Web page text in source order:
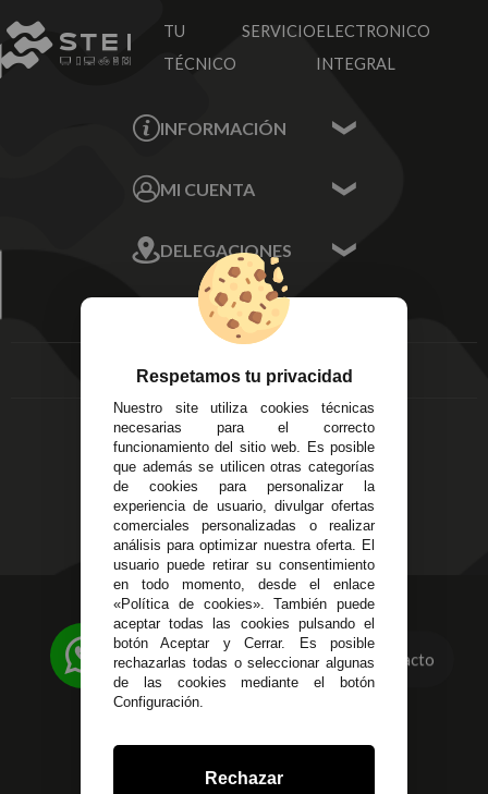
TU SERVICIO
TÉCNICO
ELECTRONICO
INTEGRAL
INFORMACIÓN
Sobre nosotros
MI CUENTA
Mis Direcciones
Mis Pedidos
Mis favoritos
FAQ's
DELEGACIONES
Écija - Sevilla
Av. Plaza de Toros.
Local 3
C/ Ingeniero Iribarren,
14
Alzira - Valencia
C/ Esplugues, 135
EMPRESA
Entregas y
Devoluciones
Política de Privacidad
Pago Seguro
Terminos y
Condiciones Generales
Políticas de Cookies
623 23 31 98
Atendemos Whatsapp
955 44 45 43/955 44 45 44
Avenida Plaza de Toros,
Contacto
Respetamos tu privacidad
Nuestro site utiliza cookies técnicas
necesarias para el correcto
funcionamiento del sitio web. Es posible
que además se utilicen otras categorías
de cookies para personalizar la
experiencia de usuario, divulgar ofertas
comerciales personalizadas o realizar
análisis para optimizar nuestra oferta. El
usuario puede retirar su consentimiento
en todo momento, desde el enlace
«Política de cookies». También puede
aceptar todas las cookies pulsando el
botón Aceptar y Cerrar. Es posible
rechazarlas todas o seleccionar algunas
de las cookies mediante el botón
Configuración.
Rechazar